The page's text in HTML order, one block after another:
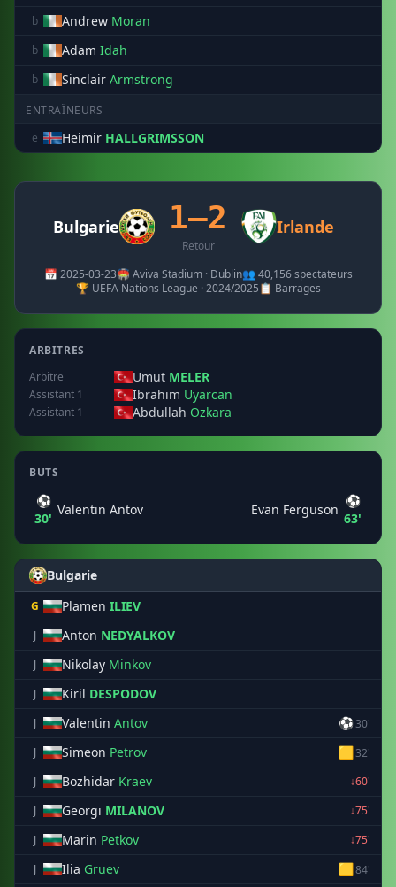
b Andrew Moran
b Adam Idah
b Sinclair Armstrong
ENTRAÎNEURS
e
Heimir HALLGRIMSSON
Bulgarie 1–2
Retour
Irlande
📅 2025-03-23🏟️ Aviva Stadium · Dublin👥 40,156 spectateurs
🏆 UEFA Nations League · 2024/2025📋 Barrages
ARBITRES
Arbitre
Umut MELER
Assistant 1 Ibrahim Uyarcan
Assistant 1 Abdullah Ozkara
BUTS
⚽
30'
Valentin Antov Evan Ferguson
⚽
63'
Bulgarie
G Plamen ILIEV
J Anton NEDYALKOV
J Nikolay Minkov
J Kiril DESPODOV
J Valentin Antov ⚽30'
J
Simeon Petrov 🟨32'
J
Bozhidar Kraev
↓60'
J
Georgi MILANOV
↓75'
J
Marin Petkov
↓75'
J
Ilia Gruev 🟨84'